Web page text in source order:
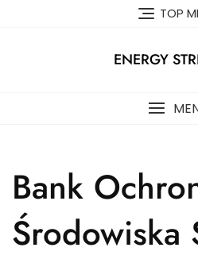
TOP
ENERGY
Bank
Środowiska